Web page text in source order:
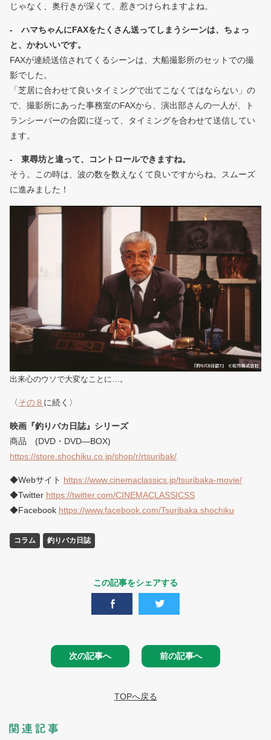
じゃなく、奥行きが深くて、惹きつけられますよね。
- ハマちゃんにFAXをたくさん送ってしまうシーンは、ちょっ
と、かわいいです。
FAXが連続送信されてくるシーンは、大船撮影所のセットでの撮
影でした。
「芝居に合わせて良いタイミングで出てこなくてはならない」の
で、撮影所にあった事務室のFAXから、演出部さんの一人が、ト
ランシーバーの合図に従って、タイミングを合わせて送信してい
ます。
- 東尋坊と違って、コントロールできますね。
そう。この時は、波の数を数えなくて良いですからね。スムーズ
に進みました！
出来心のウソで大変なことに…。
〈その８ に続く〉
映画『釣りバカ日誌』シリーズ
商品 (DVD・DVD―BOX)
https://store.shochiku.co.jp/shop/r/rtsuribak/
◆Webサイト https://www.cinemaclassics.jp/tsuribaka-movie/
◆Twitter https://twitter.com/CINEMACLASSICSS
◆Facebook https://www.facebook.com/Tsuribaka.shochiku
コラム 釣りバカ日誌
この記事をシェアする
次の記事へ 前の記事へ
TOPへ戻る